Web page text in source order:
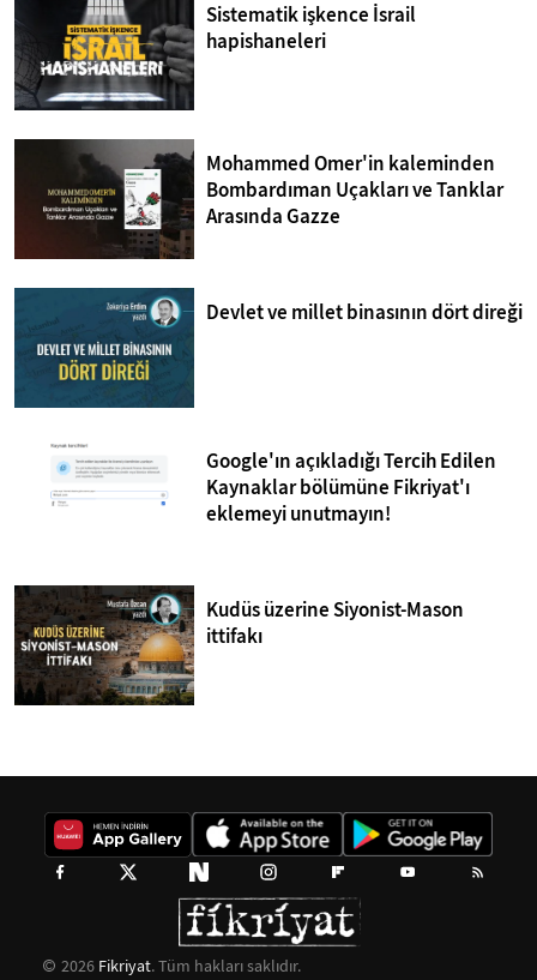
Sistematik işkence İsrail
hapishaneleri
Mohammed Omer'in kaleminden
Bombardıman Uçakları ve Tanklar
Arasında Gazze
Devlet ve millet binasının dört direği
Google'ın açıkladığı Tercih Edilen
Kaynaklar bölümüne Fikriyat'ı
eklemeyi unutmayın!
Kudüs üzerine Siyonist-Mason
ittifakı
2026 Fikriyat. Tüm hakları saklıdır.